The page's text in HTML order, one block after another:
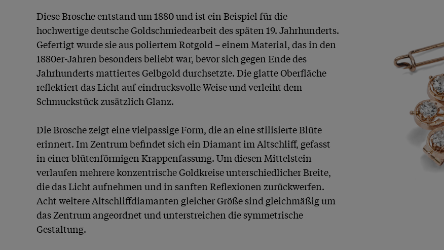
Diese Brosche entstand um 1880 und ist ein Beispiel für die
hochwertige deutsche Goldschmiedearbeit des späten 19. Jahrhunderts.
Gefertigt wurde sie aus poliertem Rotgold – einem Material, das in den
1880er-Jahren besonders beliebt war, bevor sich gegen Ende des
Jahrhunderts mattiertes Gelbgold durchsetzte. Die glatte Oberfläche
reflektiert das Licht auf eindrucksvolle Weise und verleiht dem
Schmuckstück zusätzlich Glanz.
Die Brosche zeigt eine vielpassige Form, die an eine stilisierte Blüte
erinnert. Im Zentrum befindet sich ein Diamant im Altschliff, gefasst
in einer blütenförmigen Krappenfassung. Um diesen Mittelstein
verlaufen mehrere konzentrische Goldkreise unterschiedlicher Breite,
die das Licht aufnehmen und in sanften Reflexionen zurückwerfen.
Acht weitere Altschliffdiamanten gleicher Größe sind gleichmäßig um
das Zentrum angeordnet und unterstreichen die symmetrische
Gestaltung.